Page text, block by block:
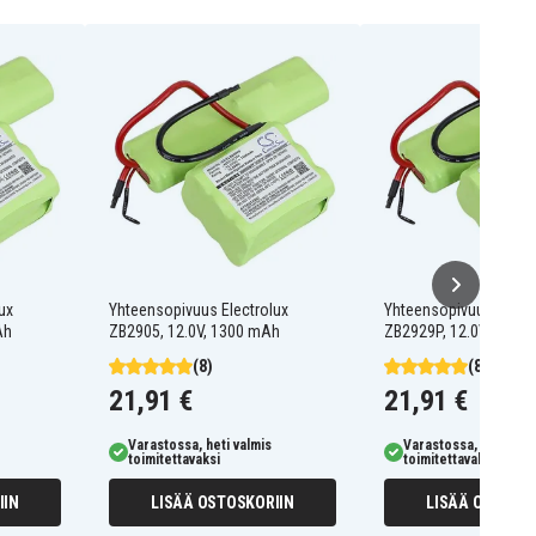
Yhteensopivuus Electrolux
ZB2905, 12.0V, 1300 mAh
(8)
21,91 €
Varastossa, heti valmis
toimitettavaksi
LISÄÄ OSTOSKORIIN
Yhteensopivuus
ZB2929P, 12.0V, 1300
(8)
21,91 €
Varastossa, heti
toimitettavaksi
LISÄÄ